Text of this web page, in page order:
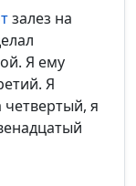
залез на
Я ему
Я
я